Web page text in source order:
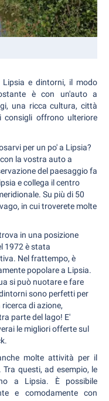
e dintorni, il modo
è con un'auto a
una ricca cultura, città
consigli offrono ulteriore
per un po' a Lipsia?
la vostra auto a
del paesaggio fa
e collega il centro
Su più di 50
in cui troverete molte
in una posizione
1972 è stata
Nel frattempo, è
popolare a Lipsia.
si può nuotare e fare
sono perfetti per
di azione,
parte del lago! E'
le migliori offerte sul
molte attività per il
questi, ad esempio, le
a Lipsia. È possibile
e comodamente con